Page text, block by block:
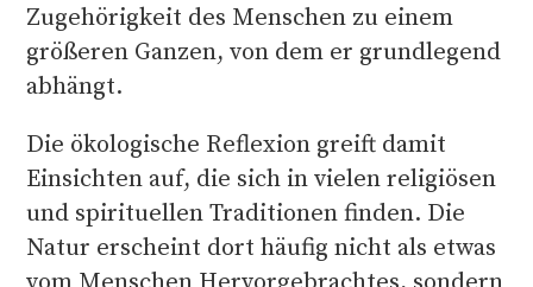
Zugehörigkeit des Menschen zu einem
größeren Ganzen, von dem er grundlegend
abhängt.
Die ökologische Reflexion greift damit
Einsichten auf, die sich in vielen religiösen
und spirituellen Traditionen finden. Die
Natur erscheint dort häufig nicht als etwas